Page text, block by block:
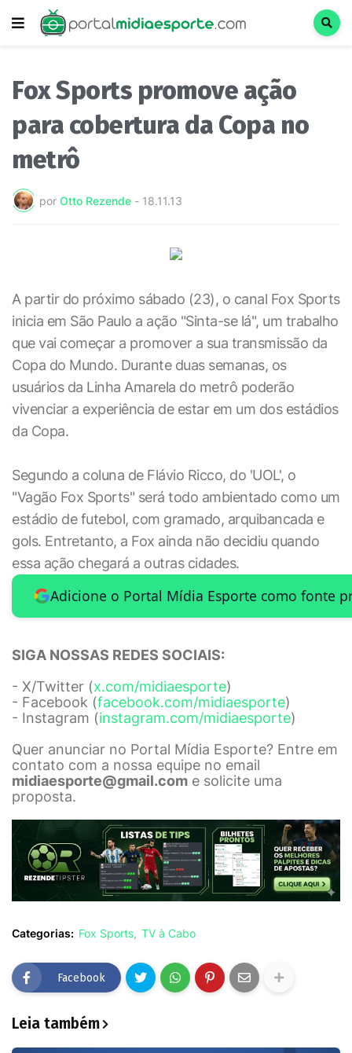
Fox Sports promove ação
para cobertura da Copa no
metrô
por Otto Rezende - 18.11.13
A partir do próximo sábado (23), o canal Fox Sports
inicia em São Paulo a ação "Sinta-se lá", um trabalho
que vai começar a promover a sua transmissão da
Copa do Mundo. Durante duas semanas, os
usuários da Linha Amarela do metrô poderão
vivenciar a experiência de estar em um dos estádios
da Copa.
Segundo a coluna de Flávio Ricco, do 'UOL', o
"Vagão Fox Sports" será todo ambientado como um
estádio de futebol, com gramado, arquibancada e
gols. Entretanto, a Fox ainda não decidiu quando
essa ação chegará a outras cidades.
Adicione o Portal Mídia Esporte como fonte
SIGA NOSSAS REDES SOCIAIS:
- X/Twitter (x.com/midiaesporte)
- Facebook (facebook.com/midiaesporte)
- Instagram (instagram.com/midiaesporte)
Quer anunciar no Portal Mídia Esporte? Entre em
contato com a nossa equipe no email
midiaesporte@gmail.com e solicite uma
proposta.
Categorias: Fox Sports TV à Cabo
Facebook
Leia também